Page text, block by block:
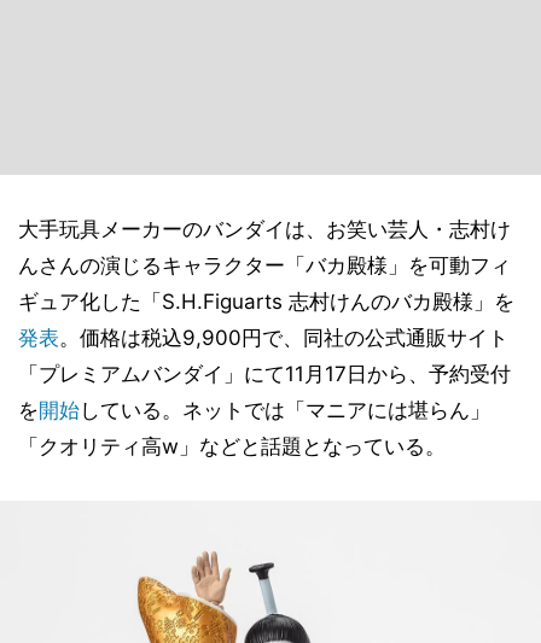
大手玩具メーカーのバンダイは、お笑い芸人・志村け
んさんの演じるキャラクター「バカ殿様」を可動フィ
ギュア化した「S.H.Figuarts 志村けんのバカ殿様」を
発表。価格は税込9,900円で、同社の公式通販サイト
「プレミアムバンダイ」にて11月17日から、予約受付
を開始している。ネットでは「マニアには堪らん」
「クオリティ高w」などと話題となっている。